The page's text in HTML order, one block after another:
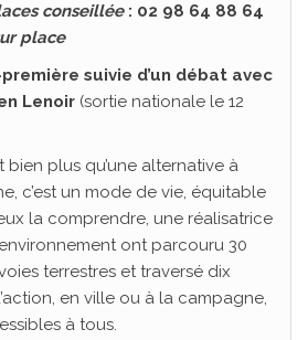
conseillée: 02 98 64 88 64
place
suivie d’un débat avec
Lenoir (sortie nationale le 12
bien plus qu’une alternative à
c’est un mode de vie, équitable
la comprendre, une réalisatrice
ont parcouru 30
terrestres et traversé dix
en ville ou à la campagne,
à tous.